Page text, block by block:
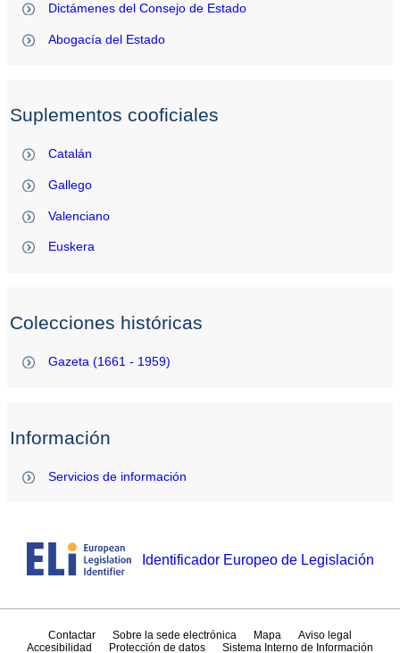
Dictámenes del Consejo de Estado
Abogacía del Estado
Suplementos cooficiales
Catalán
Gallego
Valenciano
Euskera
Colecciones históricas
Gazeta (1661 - 1959)
Información
Servicios de información
Identificador Europeo de Legislación
Contactar Sobre la sede electrónica Mapa
Aviso legal
Accesibilidad
Protección de datos Sistema Interno de Información